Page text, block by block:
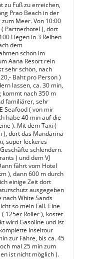
zu Fuß zu erreichen,
Prao Beach in der
Meer. Von 10:00
Partnerhotel ), dort
Liegen in 3 Reihen
dem
schon im
Aana Resort rein
sehr schön, nach
Baht pro Person )
lassen, ca. 30 min,
kommt nach 350 m
familiärer, sehr
Seafood ( von mir
habe 40 min auf die
). Mit dem Taxi (
), dort das Mandarina
super leckeres
schlendern.
) und dem VJ
fährt vom Hotel
), dann 600 m durch
einige Zeit dort
ausgegeben
White Sands
so mein Fall. Eine
125er Roller ), kostet
wird Gasoline und ist
Inseltour
zur Fähre, bis ca. 45
mal 25 min zum
ist nicht möglich ).